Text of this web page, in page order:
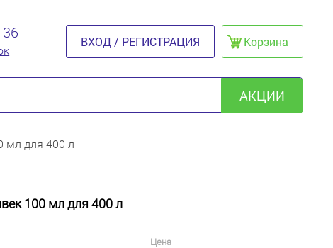
ВХОД / РЕГИСТРАЦИЯ Корзина
АКЦИИ
мл для 400 л
100 мл для 400 л
Цена